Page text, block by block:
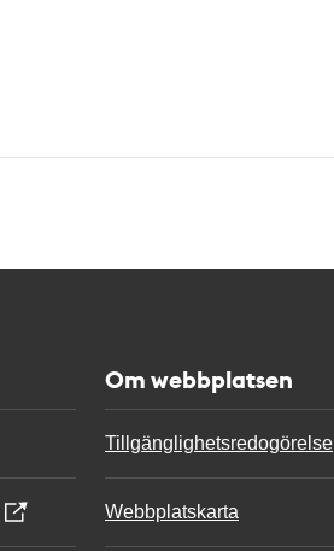
Om webbplatsen
Tillgänglighetsredogörelse
Webbplatskarta